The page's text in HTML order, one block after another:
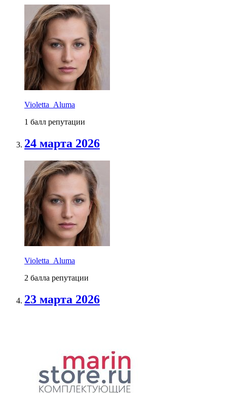
Violetta_Aluma
1 балл репутации
24 марта 2026
Violetta_Aluma
2 балла репутации
23 марта 2026